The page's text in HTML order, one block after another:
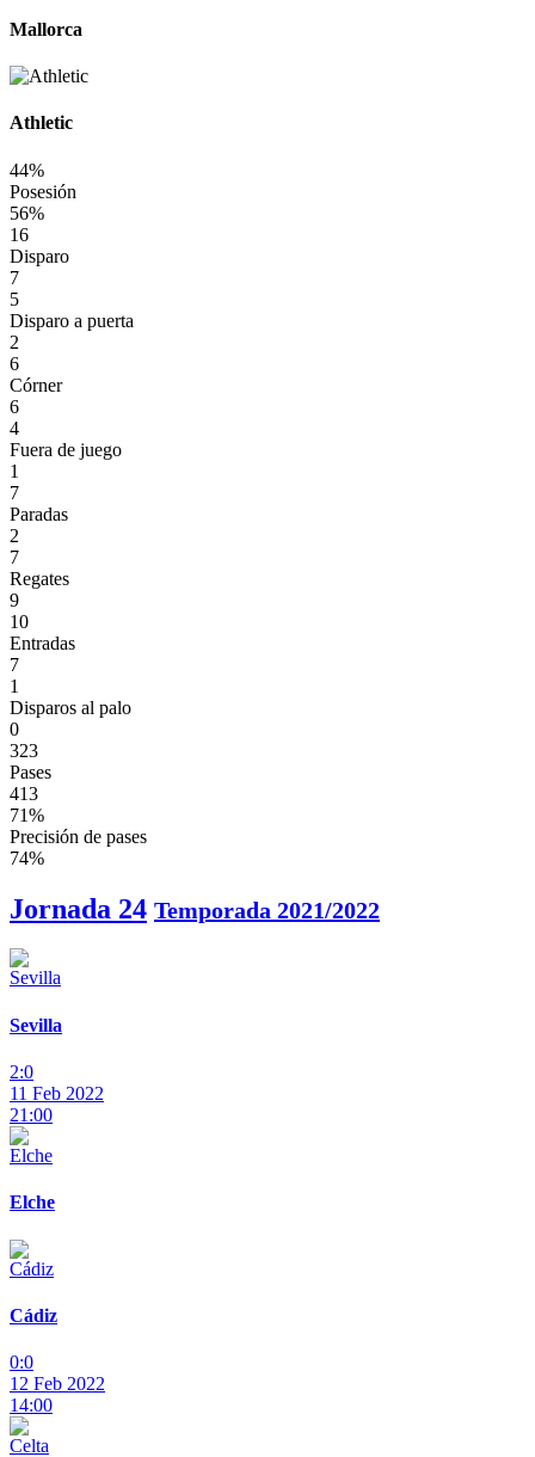
Mallorca
Athletic
44%
Posesión
56%
16
Disparo
7
5
Disparo a puerta
2
6
Córner
6
4
Fuera de juego
1
7
Paradas
2
7
Regates
9
10
Entradas
7
1
Disparos al palo
0
323
Pases
413
71%
Precisión de pases
74%
Jornada 24 Temporada 2021/2022
Sevilla
2:0
11 Feb 2022
21:00
Elche
Cádiz
0:0
12 Feb 2022
14:00